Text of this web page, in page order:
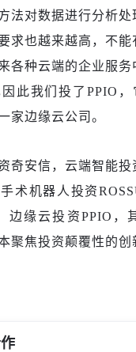
法对数据进行分析处
求也越来越高，不能
各种云端的企业服务
此我们投了 PPIO，
家边缘云公司 。
奇安信，云端智能投
术机器人投资
边缘云投资PPIO，
聚焦投资颠覆性的创